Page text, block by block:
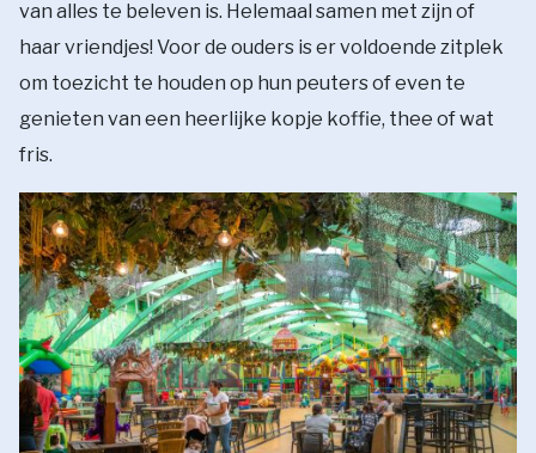
van alles te beleven is. Helemaal samen met zijn of
haar vriendjes! Voor de ouders is er voldoende zitplek
om toezicht te houden op hun peuters of even te
genieten van een heerlijke kopje koffie, thee of wat
fris.